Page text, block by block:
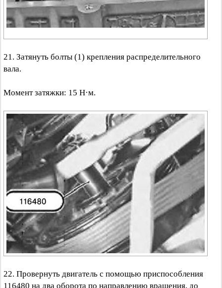
21. Затянуть болты (1) крепления распределительного
вала.
Момент затяжки: 15 Н·м.
22. Провернуть двигатель с помощью приспособления
116480 на два оборота по направлению вращения, до